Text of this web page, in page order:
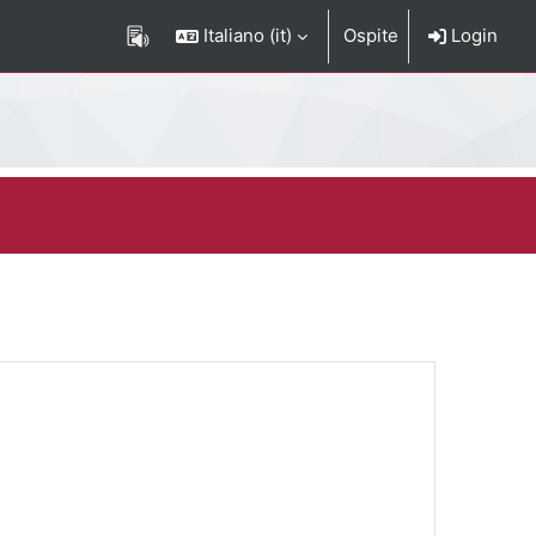
Italiano ‎(it)‎ Ospite Login